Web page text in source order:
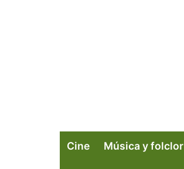
Cine Música y folclor